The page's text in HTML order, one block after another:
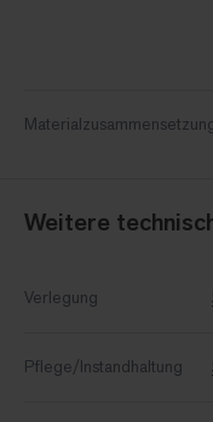
Weitere
Verlegung
Pflege/Instandhaltung